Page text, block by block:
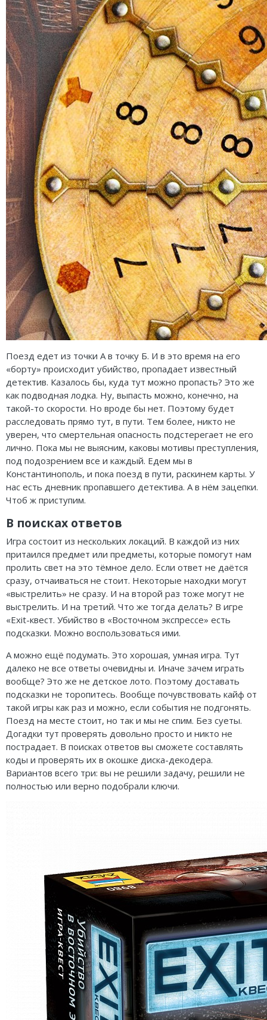
Поезд едет из точки А в точку Б. И в это время на его
«борту» происходит убийство, пропадает известный
детектив. Казалось бы, куда тут можно пропасть? Это же
как подводная лодка. Ну, выпасть можно, конечно, на
такой-то скорости. Но вроде бы нет. Поэтому будет
расследовать прямо тут, в пути. Тем более, никто не
уверен, что смертельная опасность подстерегает не его
лично. Пока мы не выясним, каковы мотивы преступления,
под подозрением все и каждый. Едем мы в
Константинополь, и пока поезд в пути, раскинем карты. У
нас есть дневник пропавшего детектива. А в нём зацепки.
Чтоб ж приступим.
В поисках ответов
Игра состоит из нескольких локаций. В каждой из них
притаился предмет или предметы, которые помогут нам
пролить свет на это тёмное дело. Если ответ не даётся
сразу, отчаиваться не стоит. Некоторые находки могут
«выстрелить» не сразу. И на второй раз тоже могут не
выстрелить. И на третий. Что же тогда делать? В игре
«Exit-квест. Убийство в «Восточном экспрессе» есть
подсказки. Можно воспользоваться ими.
А можно ещё подумать. Это хорошая, умная игра. Тут
далеко не все ответы очевидны и. Иначе зачем играть
вообще? Это же не детское лото. Поэтому доставать
подсказки не торопитесь. Вообще почувствовать кайф от
такой игры как раз и можно, если события не подгонять.
Поезд на месте стоит, но так и мы не спим. Без суеты.
Догадки тут проверять довольно просто и никто не
пострадает. В поисках ответов вы сможете составлять
коды и проверять их в окошке диска-декодера.
Вариантов всего три: вы не решили задачу, решили не
полностью или верно подобрали ключи.